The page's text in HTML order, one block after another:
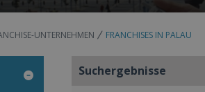
UNTERNEHMEN FRANCHISES IN PALAU
Suchergebnisse